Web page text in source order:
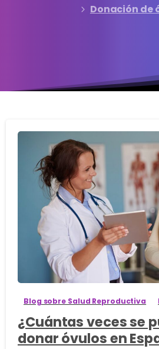
Donación de
Blog sobre Salud Reproductiva
¿Cuántas veces se
donar óvulos en